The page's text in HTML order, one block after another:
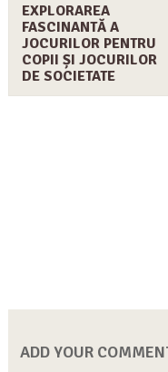
EXPLORAREA
FASCINANTĂ A
JOCURILOR PENTRU
COPII ȘI JOCURILOR
DE SOCIETATE
ADD YOUR